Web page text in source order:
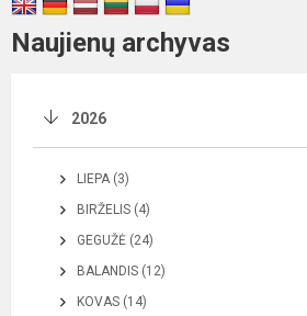
Naujienų archyvas
2026
LIEPA (3)
BIRŽELIS (4)
GEGUŽĖ (24)
BALANDIS (12)
KOVAS (14)